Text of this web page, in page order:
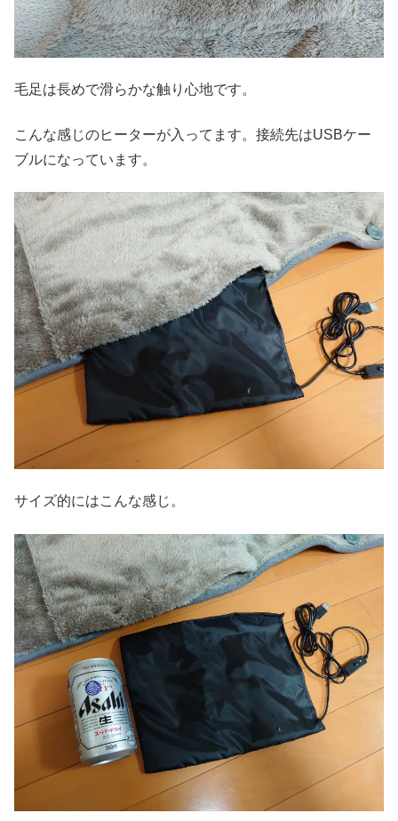
毛足は長めで滑らかな触り心地です。
こんな感じのヒーターが入ってます。接続先はUSBケー
ブルになっています。
サイズ的にはこんな感じ。